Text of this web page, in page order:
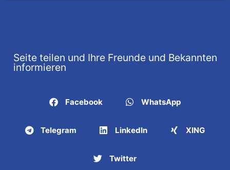
Seite teilen und Ihre Freunde und Bekannten
informieren
Facebook WhatsApp
Telegram LinkedIn XING
Twitter